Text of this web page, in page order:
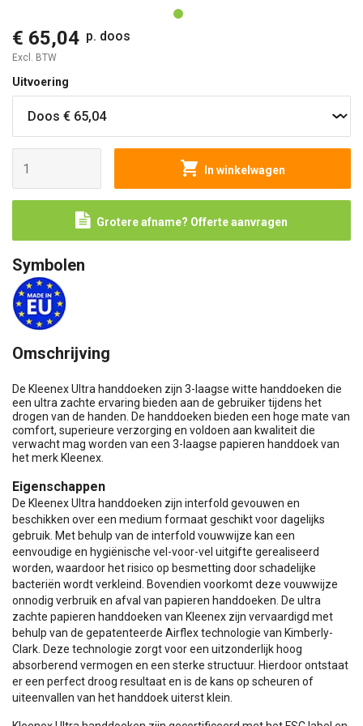
€ 65,04 p. doos
Excl. BTW
Uitvoering
In winkelwagen
Grotere afname? Offerte aanvragen
Symbolen
Omschrijving
De Kleenex Ultra handdoeken zijn 3-laagse witte handdoeken die
een ultra zachte ervaring bieden aan de gebruiker tijdens het
drogen van de handen. De handdoeken bieden een hoge mate van
comfort, superieure verzorging en voldoen aan kwaliteit die
verwacht mag worden van een 3-laagse papieren handdoek van
het merk Kleenex.
Eigenschappen
De Kleenex Ultra handdoeken zijn interfold gevouwen en
beschikken over een medium formaat geschikt voor dagelijks
gebruik. Met behulp van de interfold vouwwijze kan een
eenvoudige en hygiënische vel-voor-vel uitgifte gerealiseerd
worden, waardoor het risico op besmetting door schadelijke
bacteriën wordt verkleind. Bovendien voorkomt deze vouwwijze
onnodig verbruik en afval van papieren handdoeken. De ultra
zachte papieren handdoeken van Kleenex zijn vervaardigd met
behulp van de gepatenteerde Airflex technologie van Kimberly-
Clark. Deze technologie zorgt voor een uitzonderlijk hoog
absorberend vermogen en een sterke structuur. Hierdoor ontstaat
er een perfect droog resultaat en is de kans op scheuren of
uiteenvallen van het handdoek uiterst klein.